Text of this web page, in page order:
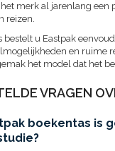
merk al jarenlang een
reizen.
bestelt u Eastpak
en ruime
het model dat het
VRAGEN
boekentas is